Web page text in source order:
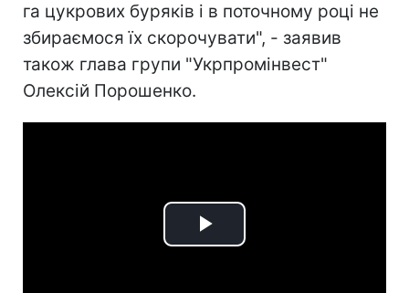
га цукрових буряків і в поточному році не
збираємося їх скорочувати", - заявив
також глава групи "Укрпромінвест"
Олексій Порошенко.
Play